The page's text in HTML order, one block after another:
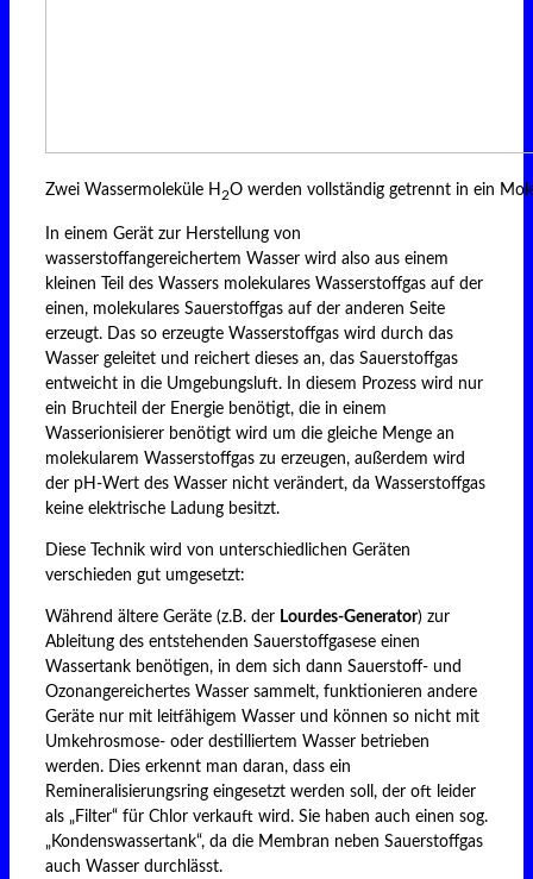
Zwei Wassermoleküle H 2O werden vollständig getrennt in ein
In einem Gerät zur Herstellung von
wasserstoffangereichertem Wasser wird also aus einem
kleinen Teil des Wassers molekulares Wasserstoffgas auf der
einen, molekulares Sauerstoffgas auf der anderen Seite
erzeugt. Das so erzeugte Wasserstoffgas wird durch das
Wasser geleitet und reichert dieses an, das Sauerstoffgas
entweicht in die Umgebungsluft. In diesem Prozess wird nur
ein Bruchteil der Energie benötigt, die in einem
Wasserionisierer benötigt wird um die gleiche Menge an
molekularem Wasserstoffgas zu erzeugen, außerdem wird
der pH-Wert des Wasser nicht verändert, da Wasserstoffgas
keine elektrische Ladung besitzt.
Diese Technik wird von unterschiedlichen Geräten
verschieden gut umgesetzt:
Während ältere Geräte (z.B. der Lourdes-Generator) zur
Ableitung des entstehenden Sauerstoffgasese einen
Wassertank benötigen, in dem sich dann Sauerstoff- und
Ozonangereichertes Wasser sammelt, funktionieren andere
Geräte nur mit leitfähigem Wasser und können so nicht mit
Umkehrosmose- oder destilliertem Wasser betrieben
werden. Dies erkennt man daran, dass ein
Remineralisierungsring eingesetzt werden soll, der oft leider
als „Filter“ für Chlor verkauft wird. Sie haben auch einen sog.
„Kondenswassertank“, da die Membran neben Sauerstoffgas
auch Wasser durchlässt.